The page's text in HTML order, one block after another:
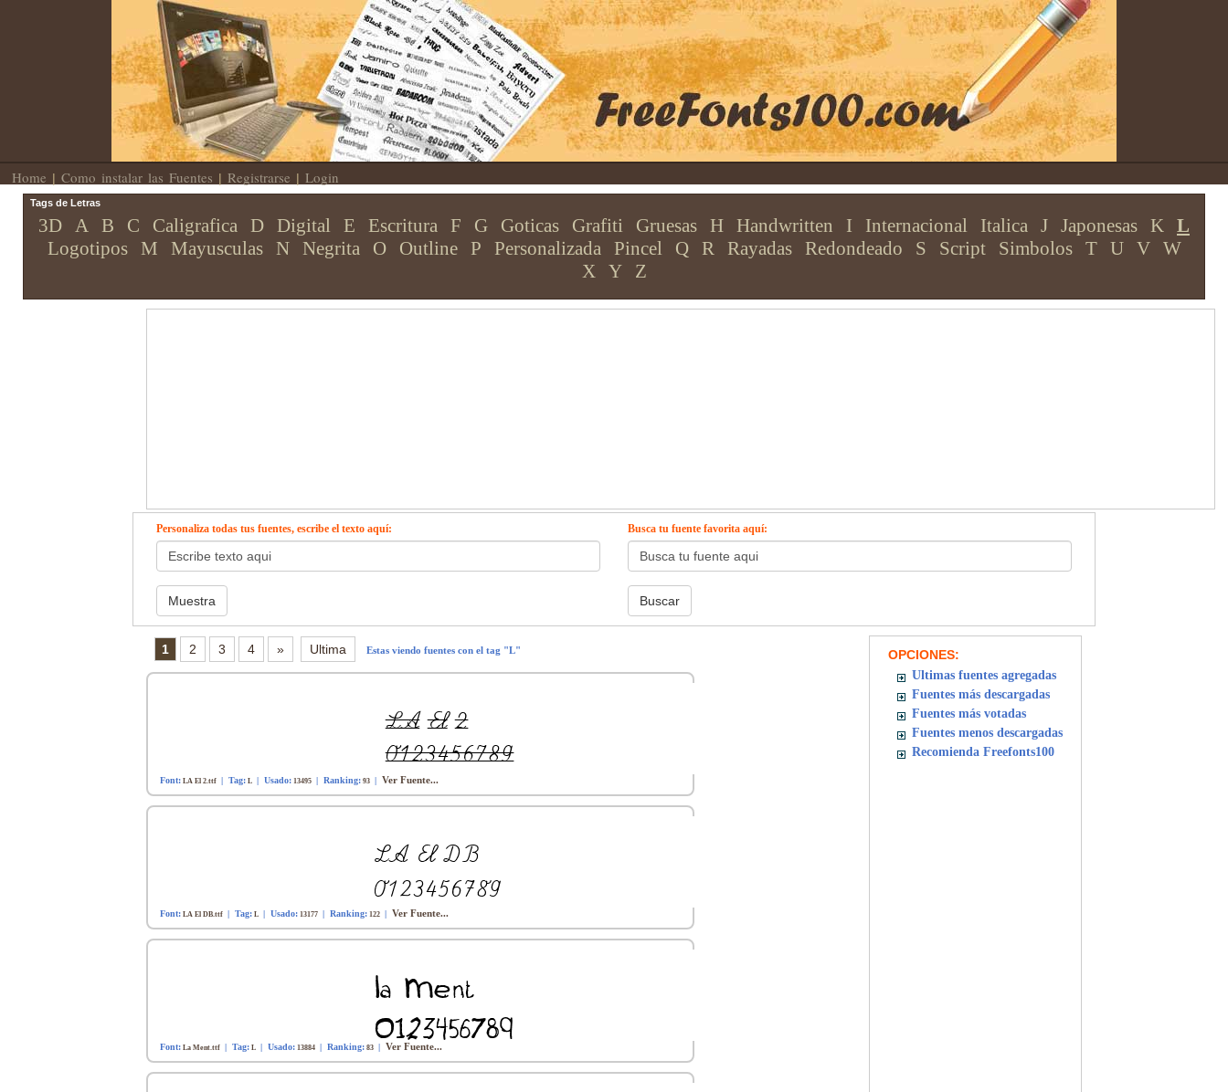
Home | Como instalar las Fuentes | Registrarse | Login
Tags de Letras
3D A B C Caligrafica D Digital E Escritura F G Goticas Grafiti Gruesas H Handwritten I Internacional Italica J Japonesas K L
Logotipos
M Mayusculas N Negrita O Outline P Personalizada Pincel Q R Rayadas Redondeado S Script Simbolos T U V
W
X
Y Z
Personaliza todas tus fuentes, escribe el texto aquí: Busca tu fuente favorita aquí:
1 2 3 4 » Ultima Estas viendo fuentes con el tag "L"
Font: LA El 2.ttf | Tag: L | Usado: 13495 | Ranking: 93 | Ver Fuente...
Font: LA El DB.ttf | Tag: L | Usado: 13177 | Ranking: 122 | Ver Fuente...
Font: La Ment.ttf | Tag: L | Usado: 13884 | Ranking: 83 | Ver Fuente...
OPCIONES:
Ultimas fuentes agregadas
Fuentes más descargadas
Fuentes más votadas
Fuentes menos descargadas
Recomienda Freefonts100